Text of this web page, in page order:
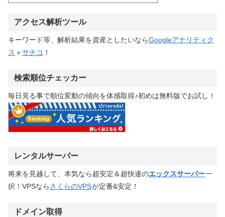
アクセス解析ツール
キーワード等、解析結果を資産としたいならGoogleアナリティク
ス ＋サチコ ！
検索順位チェッカー
毎日見る事で順位変動の傾向を体感取得♪初めは無料版でお試し！
レンタルサーバー
将来を見越して、本気なら超安定＆超快速のエックスサーバー一
択！VPSならさくらのVPSが定番&安定！
ドメイン取得